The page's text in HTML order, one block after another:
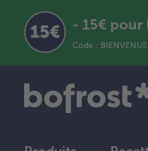
- 15€ pour
Code :